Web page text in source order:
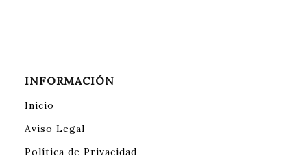
INFORMACIÓN
Inicio
Aviso Legal
Política de Privacidad